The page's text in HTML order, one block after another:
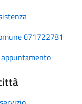
071722781